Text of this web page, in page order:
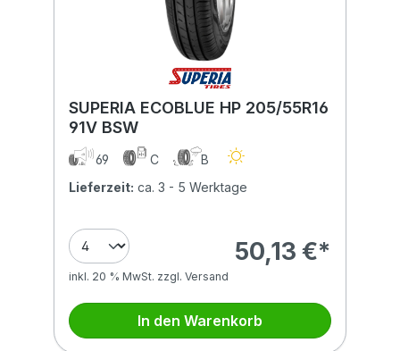
SUPERIA ECOBLUE HP 205/55R16
91V BSW
69 C
B
Lieferzeit: ca. 3 - 5 Werktage
50,13 €*
inkl. 20 % MwSt. zzgl. Versand
In den Warenkorb